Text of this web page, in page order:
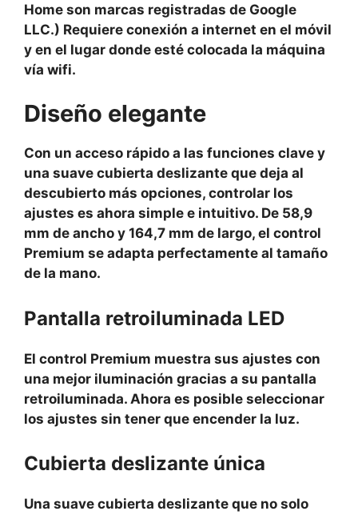
Home son marcas registradas de Google
LLC.) Requiere conexión a internet en el móvil
y en el lugar donde esté colocada la máquina
vía wifi.
Diseño elegante
Con un acceso rápido a las funciones clave y
una suave cubierta deslizante que deja al
descubierto más opciones, controlar los
ajustes es ahora simple e intuitivo. De 58,9
mm de ancho y 164,7 mm de largo, el control
Premium se adapta perfectamente al tamaño
de la mano.
Pantalla retroiluminada LED
El control Premium muestra sus ajustes con
una mejor iluminación gracias a su pantalla
retroiluminada. Ahora es posible seleccionar
los ajustes sin tener que encender la luz.
Cubierta deslizante única
Una suave cubierta deslizante que no solo